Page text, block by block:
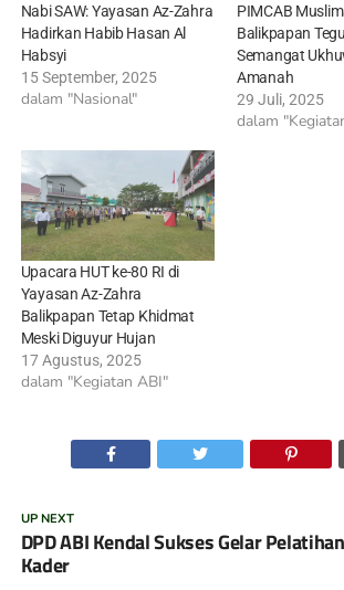
Nabi SAW: Yayasan Az-Zahra
Hadirkan Habib Hasan Al
Habsyi
15 September, 2025
dalam "Nasional"
PIMCAB
Balikpapan
Semangat
Amanah
29 Juli, 2025
dalam
Upacara HUT ke-80 RI di
Yayasan Az-Zahra
Balikpapan Tetap Khidmat
Meski Diguyur Hujan
17 Agustus, 2025
dalam "Kegiatan ABI"
UP NEXT
DPD ABI Kendal Sukses Gelar
Kader